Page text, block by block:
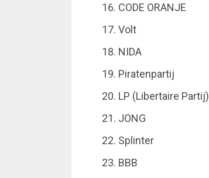
CODE ORANJE
Volt
NIDA
Piratenpartij
LP (Libertaire Partij)
JONG
Splinter
BBB